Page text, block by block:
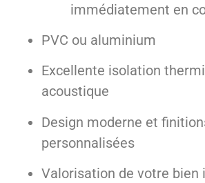
immédiatement en
PVC ou aluminium
Excellente isolation
acoustique
Design moderne et
personnalisées
Valorisation de votre bien